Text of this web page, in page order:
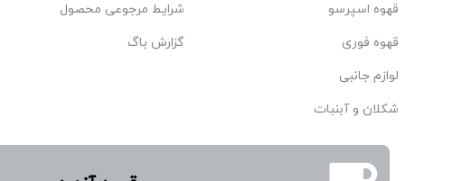
قهوه اسپرسو
قهوه فوری
لوازم جانبی
شکلان و آبنبات
شرایط مرجوعی محصول
گزارش باگ